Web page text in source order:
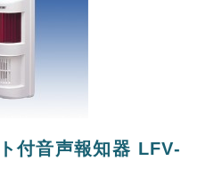
付音声報知器 LFV-